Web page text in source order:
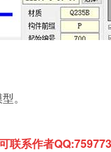
。
联系作者